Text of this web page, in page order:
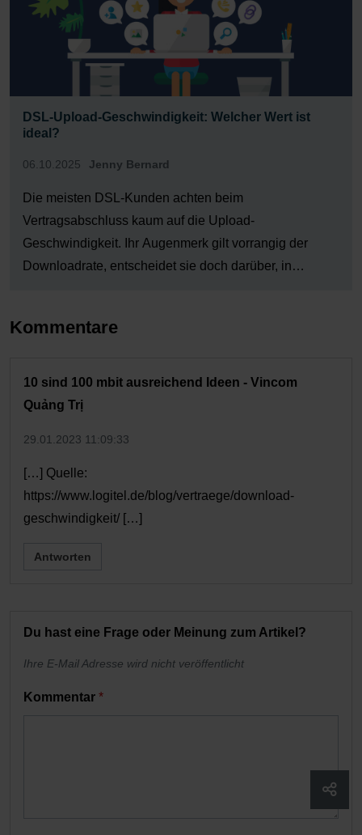
DSL-Upload-Geschwindigkeit: Welcher Wert ist
ideal?
06.10.2025 Jenny Bernard
Die meisten DSL-Kunden achten beim
Vertragsabschluss kaum auf die Upload-
Geschwindigkeit. Ihr Augenmerk gilt vorrangig der
Downloadrate, entscheidet sie doch darüber, in
Upload-Geschwindigkeit spielt eine nicht
Anwendungen. Wer auf Instagram & Co. gerne Videos
[…]
Kommentare
10 sind 100 mbit ausreichend Ideen - Vincom
Quảng Trị
29.01.2023 11:09:33
[…] Quelle:
https://www.logitel.de/blog/vertraege/download-
geschwindigkeit/ […]
Antworten
Du hast eine Frage oder Meinung zum Artikel?
Ihre E-Mail Adresse wird nicht veröffentlicht
Kommentar *